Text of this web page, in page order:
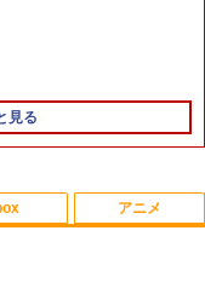
ート エディション
スーパーマリオブラ
Switch 2 Edi
パ-マリオブラザ-ズ
ンリンパ-ク]
イム ネプテューヌ∞
付特典】【DLC】
見る
アニメ